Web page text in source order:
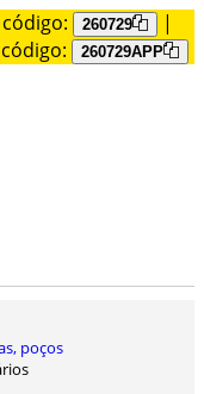
código: 260729
|
260729APP
poços